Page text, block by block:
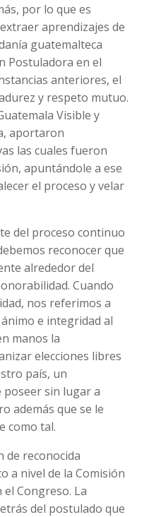
por lo que es
aprendizajes de
guatemalteca
Postuladora en el
anteriores, el
y respeto mutuo.
Visible y
aportaron
las cuales fueron
apuntándole a ese
el proceso y velar
del proceso continuo
reconocer que
alrededor del
Cuando
nos referimos a
e integridad al
manos la
elecciones libres
país, un
poseer sin lugar a
además que se le
como tal.
de reconocida
a nivel de la Comisión
Congreso. La
del postulado que